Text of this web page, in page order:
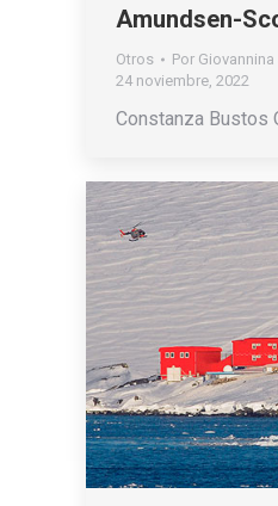
Amundsen-
Otros Por
24 noviembre, 2022
Constanza Bustos